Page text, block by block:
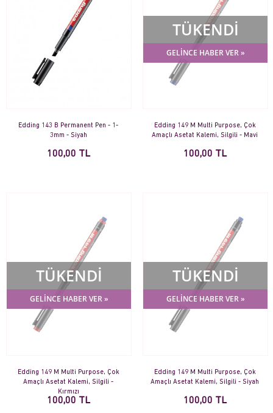
Edding 143 B Permanent Pen - 1-
3mm - Siyah
100,00 TL
TÜKENDİ
GELİNCE HABER VER »
Edding 149 M Multi Purpose, Çok
Amaçlı Asetat Kalemi, Silgili - Mavi
100,00 TL
TÜKENDİ
GELİNCE HABER VER »
Edding 149 M Multi Purpose, Çok
Amaçlı Asetat Kalemi, Silgili -
Kırmızı
100,00 TL
TÜKENDİ
GELİNCE HABER VER »
Edding 149 M Multi Purpose, Çok
Amaçlı Asetat Kalemi, Silgili - Siyah
100,00 TL